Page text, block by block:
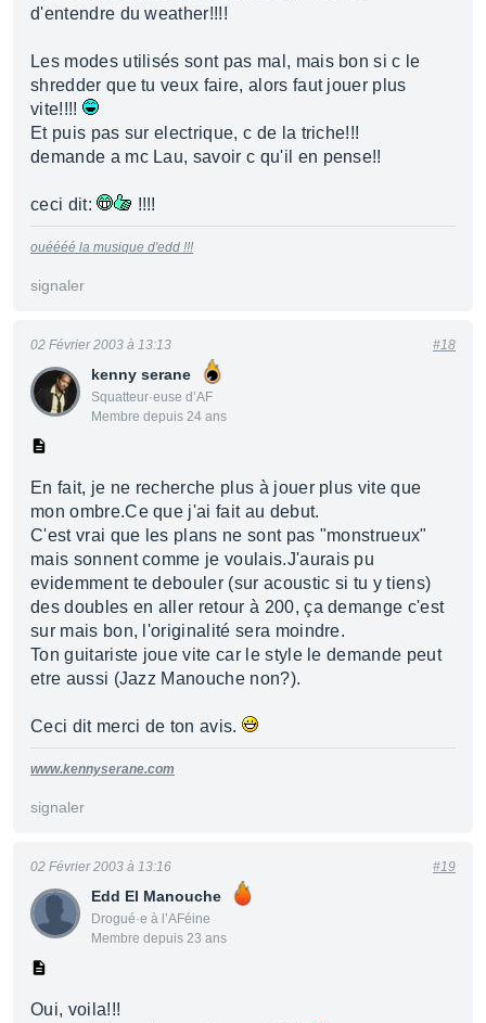
d'entendre du weather!!!!
Les modes utilisés sont pas mal, mais bon si c le
shredder que tu veux faire, alors faut jouer plus
vite!!!!
Et puis pas sur electrique, c de la triche!!!
demande a mc Lau, savoir c qu'il en pense!!
ceci dit: !!!!
ouéééé la musique d'edd !!!
signaler
kenny serane
Squatteur·euse d’AF
Membre depuis 24 ans
02 Février 2003 à 13:13 #18
En fait, je ne recherche plus à jouer plus vite que
mon ombre.Ce que j'ai fait au debut.
C'est vrai que les plans ne sont pas "monstrueux"
mais sonnent comme je voulais.J'aurais pu
evidemment te debouler (sur acoustic si tu y tiens)
des doubles en aller retour à 200, ça demange c'est
sur mais bon, l'originalité sera moindre.
Ton guitariste joue vite car le style le demande peut
etre aussi (Jazz Manouche non?).
Ceci dit merci de ton avis.
www.kennyserane.com
signaler
Edd El Manouche
Drogué·e à l’AFéine
Membre depuis 23 ans
02 Février 2003 à 13:16 #19
Oui, voila!!!